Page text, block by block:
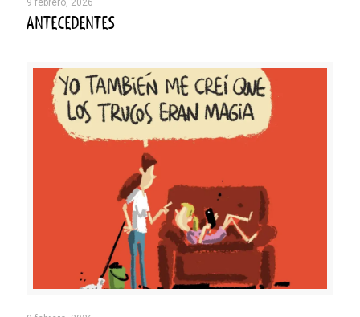
9 febrero, 2026
ANTECEDENTES